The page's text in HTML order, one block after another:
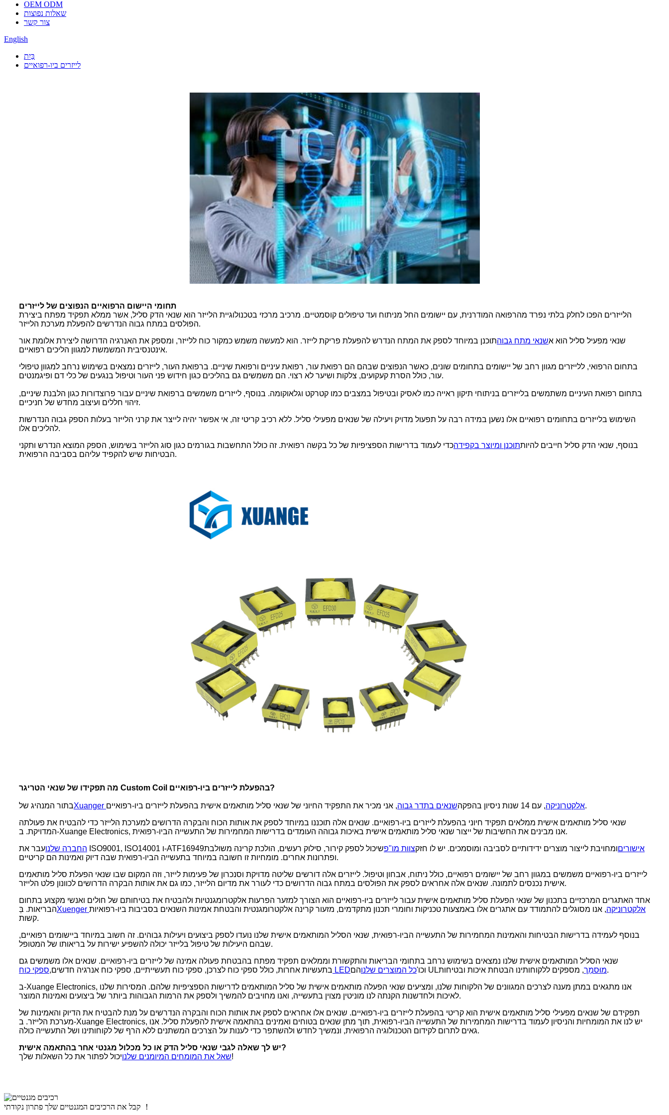
OEM ODM
שאלות נפוצות
צור קשר
English
בַּיִת
לייזרים ביו-רפואיים
תחומי היישום הרפואיים הנפוצים של לייזרים
הלייזרים הפכו לחלק בלתי נפרד מהרפואה המודרנית, עם יישומים החל מניתוח ועד טיפולים קוסמטיים. מרכיב מרכזי בטכנולוגיית הלייזר הוא שנאי הדק סליל, אשר ממלא תפקיד מפתח ביצירת
הפולסים במתח גבוה הנדרשים להפעלת מערכת הלייזר.
שנאי מפעיל סליל הוא אשנאי מתח גבוהתוכנן במיוחד לספק את המתח הנדרש להפעלת פריקת לייזר. הוא למעשה משמש כמקור כוח ללייזר, ומספק את האנרגיה הדרושה ליצירת אלומת אור
אינטנסיבית המשמשת למגוון הליכים רפואיים.
בתחום הרפואי, ללייזרים מגוון רחב של יישומים בתחומים שונים, כאשר הנפוצים שבהם הם רפואת עור, רפואת עיניים ורפואת שיניים. ברפואת העור, לייזרים נמצאים בשימוש נרחב למגוון טיפולי
עור, כולל הסרת קעקועים, צלקות ושיער לא רצוי. הם משמשים גם בהליכים כגון חידוש פני העור וטיפול בנגעים של כלי דם ופיגמנטים.
בתחום רפואת העיניים משתמשים בלייזרים בניתוחי תיקון ראייה כמו לאסיק ובטיפול במצבים כמו קטרקט וגלאוקומה. בנוסף, לייזרים משמשים ברפואת שיניים עבור פרוצדורות כגון הלבנת שיניים,
זיהוי חללים ועיצוב מחדש של חניכיים.
השימוש בלייזרים בתחומים רפואיים אלו נשען במידה רבה על תפעול מדויק ויעילה של שנאים מפעילי סליל. ללא רכיב קריטי זה, אי אפשר יהיה לייצר את קרני הלייזר בעלות הספק גבוה הנדרשות
להליכים אלו.
בנוסף, שנאי הדק סליל חייבים להיותתוכנן ומיוצר בקפידהכדי לעמוד בדרישות הספציפיות של כל בקשה רפואית. זה כולל התחשבות בגורמים כגון סוג הלייזר בשימוש, הספק המוצא הנדרש ותקני
הבטיחות שיש להקפיד עליהם בסביבה הרפואית.
מה תפקידו של שנאי הטריגר Custom Coil בהפעלת לייזרים ביו-רפואיים?
בתור המנהיג של Xuanger אלקטרוניקה, עם 14 שנות ניסיון בהפקה שנאים בתדר גבוה
, אני מכיר את התפקיד החיוני של שנאי סליל מותאמים אישית בהפעלת לייזרים ביו-רפואיים.
שנאי סליל מותאמים אישית ממלאים תפקיד חיוני בהפעלת לייזרים ביו-רפואיים. שנאים אלה תוכננו במיוחד לספק את אותות הכוח והבקרה הדרושים למערכת הלייזר כדי להבטיח את פעולתה
המדויקת. ב-Xuange Electronics, אנו מבינים את החשיבות של ייצור שנאי סליל מותאמים אישית באיכות גבוהה העומדים בדרישות המחמירות של התעשייה הביו-רפואית.
החברה שלנו
עבר את ISO9001, ISO14001 ו-ATF16949 אישוריםומחויבת לייצור מוצרים ידידותיים לסביבה ומוסמכים. יש לו חזקצוות מו"פשיכול לספק קירור, סילוק רעשים, הולכת קרינה משולבת
ופתרונות אחרים. מומחיות זו חשובה במיוחד בתעשייה הביו-רפואית שבה דיוק ואמינות הם קריטיים.
לייזרים ביו-רפואיים משמשים במגוון רחב של יישומים רפואיים, כולל ניתוח, אבחון וטיפול. לייזרים אלה דורשים שליטה מדויקת וסנכרון של פעימות לייזר, וזה המקום שבו שנאי הפעלת סליל מותאמים
אישית נכנסים לתמונה. שנאים אלה אחראים לספק את הפולסים במתח גבוה הדרושים כדי לעורר את מדיום הלייזר, כמו גם את אותות הבקרה הדרושים לכוונון פלט הלייזר.
אחד האתגרים המרכזיים בתכנון של שנאי הפעלת סליל מותאמים אישית עבור לייזרים ביו-רפואיים הוא הצורך למזער הפרעות אלקטרומגנטיות ולהבטיח את בטיחותם של חולים ואנשי מקצוע בתחום
הבריאות. בְּ
Xuenger אלקטרוניקה, אנו מסוגלים להתמודד עם אתגרים אלו באמצעות טכניקות וחומרי תכנון מתקדמים, מזעור קרינה אלקטרומגנטית והבטחת אמינות השנאים בסביבות ביו-רפואיות
קשות.
בנוסף לעמידה בדרישות הבטיחות והאמינות המחמירות של התעשייה הביו-רפואית, שנאי הסליל המותאמים אישית שלנו נועדו לספק ביצועים ויעילות גבוהים. זה חשוב במיוחד ביישומים רפואיים,
שבהם היעילות של טיפול בלייזר יכולה להשפיע ישירות על בריאותו של המטופל.
שנאי הסליל המותאמים אישית שלנו נמצאים בשימוש נרחב בתחומי הבריאות והתקשורת וממלאים תפקיד מפתח בהבטחת פעולה אמינה של לייזרים ביו-רפואיים. שנאים אלו משמשים גם
בתעשיות אחרות, כולל ספקי כוח לצרכן, ספקי כוח תעשייתיים, ספקי כוח אנרגיה חדשים, ספקי כוח LED וכו'כל המוצרים שלנו הם UL מוּסמָך, מספקים ללקוחותינו הבטחת איכות ובטיחות.
ב-Xuange Electronics, אנו מתגאים במתן מענה לצרכים המגוונים של הלקוחות שלנו, ומציעים שנאי הפעלה מותאמים אישית של סליל המותאמים לדרישות הספציפיות שלהם. המסירות שלנו
לאיכות ולחדשנות הקנתה לנו מוניטין מצוין בתעשייה, ואנו מחויבים להמשיך ולספק את הרמות הגבוהות ביותר של ביצועים ואמינות המוצר.
תפקידם של שנאים מפעילי סליל מותאמים אישית הוא קריטי בהפעלת לייזרים ביו-רפואיים. שנאים אלו אחראים לספק את אותות הכוח והבקרה הנדרשים על מנת להבטיח את הדיוק והאמינות של
מערכת הלייזר. ב-Xuange Electronics, יש לנו את המומחיות והניסיון לעמוד בדרישות המחמירות של התעשייה הביו-רפואית, תוך מתן שנאים בטוחים ואמינים בהתאמה אישית להפעלת סליל. אנו
גאים לתרום לקידום הטכנולוגיה הרפואית, ונמשיך לחדש ולהשתפר כדי לענות על הצרכים המשתנים ללא הרף של לקוחותינו ושל התעשייה כולה.
יש לך שאלה לגבי שנאי סליל הדק או כל מכלול מגנטי אחר בהתאמה אישית?
שאל את המומחים המיומנים שלנויכול לפתור את כל השאלות שלך!
קבל את הרכיבים המגנטיים שלך פתרון נקודתי ！